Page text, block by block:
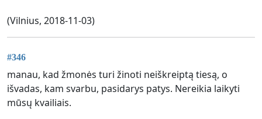
(Vilnius, 2018-11-03)
#346
manau, kad žmonės turi žinoti neiškreiptą tiesą, o
išvadas, kam svarbu, pasidarys patys. Nereikia laikyti
mūsų kvailiais.